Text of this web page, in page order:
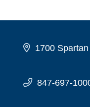
1700
847-697-